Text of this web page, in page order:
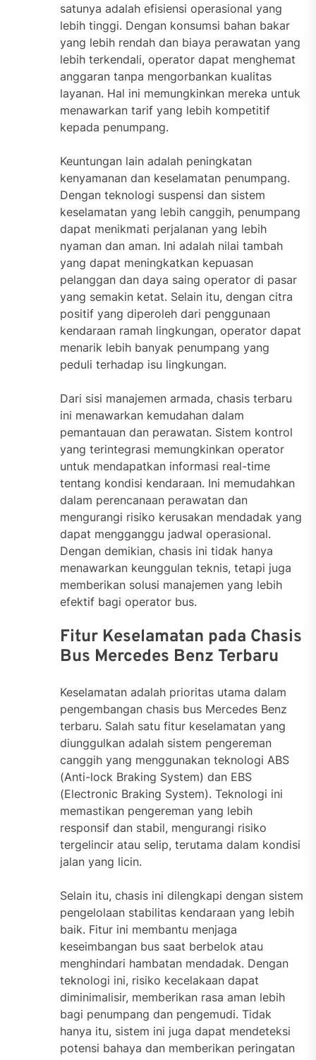
satunya adalah efisiensi operasional yang
lebih tinggi. Dengan konsumsi bahan bakar
yang lebih rendah dan biaya perawatan yang
lebih terkendali, operator dapat menghemat
anggaran tanpa mengorbankan kualitas
layanan. Hal ini memungkinkan mereka untuk
menawarkan tarif yang lebih kompetitif
kepada penumpang.
Keuntungan lain adalah peningkatan
kenyamanan dan keselamatan penumpang.
Dengan teknologi suspensi dan sistem
keselamatan yang lebih canggih, penumpang
dapat menikmati perjalanan yang lebih
nyaman dan aman. Ini adalah nilai tambah
yang dapat meningkatkan kepuasan
pelanggan dan daya saing operator di pasar
yang semakin ketat. Selain itu, dengan citra
positif yang diperoleh dari penggunaan
kendaraan ramah lingkungan, operator dapat
menarik lebih banyak penumpang yang
peduli terhadap isu lingkungan.
Dari sisi manajemen armada, chasis terbaru
ini menawarkan kemudahan dalam
pemantauan dan perawatan. Sistem kontrol
yang terintegrasi memungkinkan operator
untuk mendapatkan informasi real-time
tentang kondisi kendaraan. Ini memudahkan
dalam perencanaan perawatan dan
mengurangi risiko kerusakan mendadak yang
dapat mengganggu jadwal operasional.
Dengan demikian, chasis ini tidak hanya
menawarkan keunggulan teknis, tetapi juga
memberikan solusi manajemen yang lebih
efektif bagi operator bus.
Fitur Keselamatan pada Chasis
Bus Mercedes Benz Terbaru
Keselamatan adalah prioritas utama dalam
pengembangan chasis bus Mercedes Benz
terbaru. Salah satu fitur keselamatan yang
diunggulkan adalah sistem pengereman
canggih yang menggunakan teknologi ABS
(Anti-lock Braking System) dan EBS
(Electronic Braking System). Teknologi ini
memastikan pengereman yang lebih
responsif dan stabil, mengurangi risiko
tergelincir atau selip, terutama dalam kondisi
jalan yang licin.
Selain itu, chasis ini dilengkapi dengan sistem
pengelolaan stabilitas kendaraan yang lebih
baik. Fitur ini membantu menjaga
keseimbangan bus saat berbelok atau
menghindari hambatan mendadak. Dengan
teknologi ini, risiko kecelakaan dapat
diminimalisir, memberikan rasa aman lebih
bagi penumpang dan pengemudi. Tidak
hanya itu, sistem ini juga dapat mendeteksi
potensi bahaya dan memberikan peringatan